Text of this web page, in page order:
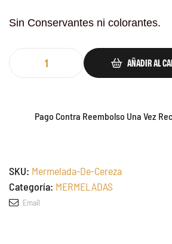
Sin Conservantes ni colorantes.
AÑADIR AL
Pago Contra Reembolso Una Vez
SKU: Mermelada-De-Cereza
Categoría: MERMELADAS
Email